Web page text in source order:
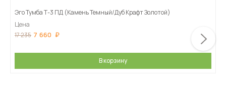
Эго Тумба Т-3 ПД (Камень Темный/Дуб Крафт Золотой)
Цена
17 235 7 660
В корзину